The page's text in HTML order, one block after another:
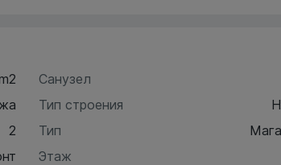
2
Санузел
Тип строения
Тип
Этаж